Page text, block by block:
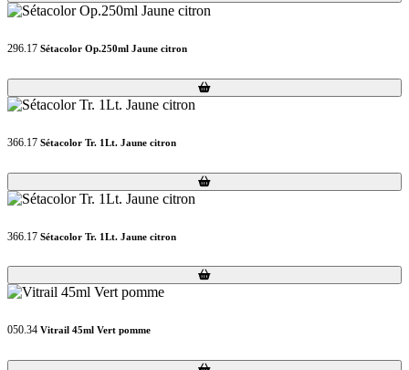
296.17 Sétacolor Op.250ml Jaune citron
Loading...
Loading...
366.17 Sétacolor Tr. 1Lt. Jaune citron
Loading...
Loading...
366.17 Sétacolor Tr. 1Lt. Jaune citron
Loading...
Loading...
050.34 Vitrail 45ml Vert pomme